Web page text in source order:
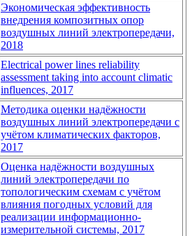
Экономическая эффективность
внедрения композитных опор
воздушных линий электропередачи,
2018
Electrical power lines reliability
assessment taking into account climatic
influences, 2017
Методика оценки надёжности
воздушных линий электропередачи с
учётом климатических факторов,
2017
Оценка надёжности воздушных
линий электропередачи по
топологическим схемам с учётом
влияния погодных условий для
реализации информационно-
измерительной системы, 2017